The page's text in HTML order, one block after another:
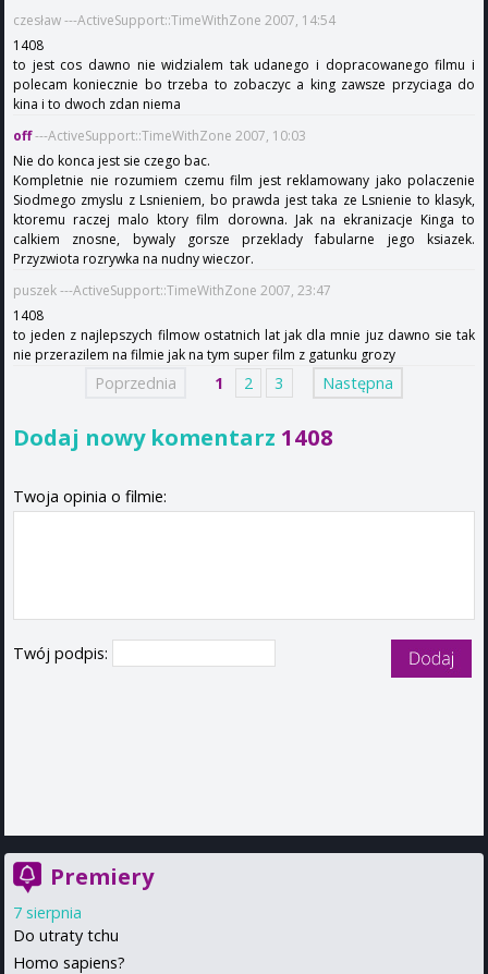
czesław ---ActiveSupport::TimeWithZone 2007, 14:54
1408
to jest cos dawno nie widzialem tak udanego i dopracowanego filmu i
polecam koniecznie bo trzeba to zobaczyc a king zawsze przyciaga do
kina i to dwoch zdan niema
off---ActiveSupport::TimeWithZone 2007, 10:03
Nie do konca jest sie czego bac.
Kompletnie nie rozumiem czemu film jest reklamowany jako polaczenie
Siodmego zmyslu z Lsnieniem, bo prawda jest taka ze Lsnienie to klasyk,
ktoremu raczej malo ktory film dorowna. Jak na ekranizacje Kinga to
calkiem znosne, bywaly gorsze przeklady fabularne jego ksiazek.
Przyzwiota rozrywka na nudny wieczor.
puszek ---ActiveSupport::TimeWithZone 2007, 23:47
1408
to jeden z najlepszych filmow ostatnich lat jak dla mnie juz dawno sie tak
nie przerazilem na filmie jak na tym super film z gatunku grozy
Poprzednia 1 2 3 Następna
Dodaj nowy komentarz 1408
Twoja opinia o filmie:
Twój podpis:
Premiery
7 sierpnia
Do utraty tchu
Homo sapiens?